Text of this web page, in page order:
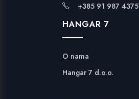
+385 91 987 4375
HANGAR 7
O nama
Hangar 7 d.o.o.